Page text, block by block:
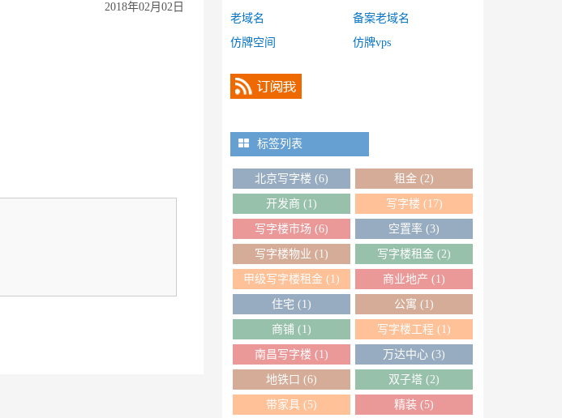
2018年02月02日
老域名
备案老域名
仿牌空间
仿牌vps
标签列表
北京写字楼 (6) 租金 (2)
开发商 (1) 写字楼 (17)
写字楼市场 (6) 空置率 (3)
写字楼物业 (1) 写字楼租金 (2)
甲级写字楼租金(1) 商业地产 (1)
住宅 (1) 公寓 (1)
商铺 (1) 写字楼工程 (1)
南昌写字楼 (1) 万达中心 (3)
地铁口 (6) 双子塔 (2)
带家具(5) 精装 (5)